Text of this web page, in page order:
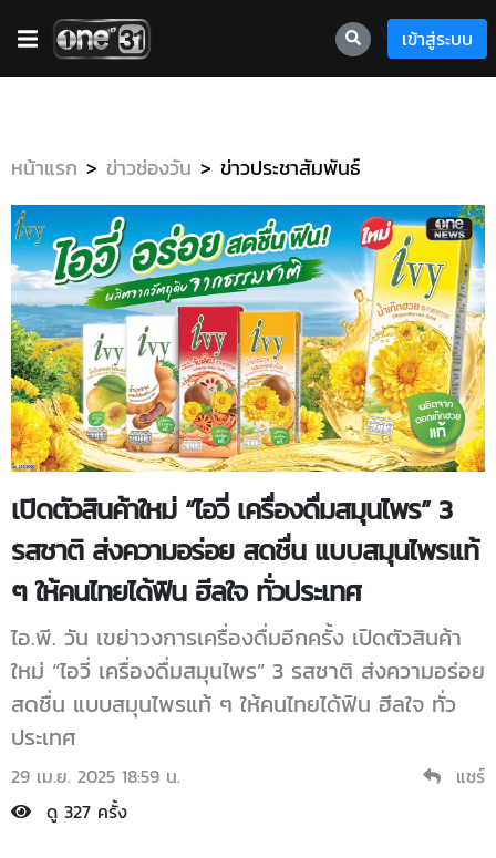
เข้าสู่ระบบ
หน้าแรก ข่าวช่องวัน ข่าวประชาสัมพันธ์
เปิดตัวสินค้าใหม่ “ไอวี่ เครื่องดื่มสมุนไพร” 3
รสชาติ ส่งความอร่อย สดชื่น แบบสมุนไพรแท้
ๆ ให้คนไทยได้ฟิน ฮีลใจ ทั่วประเทศ
ไอ.พี. วัน เขย่าวงการเครื่องดื่มอีกครั้ง เปิดตัวสินค้า
ใหม่ “ไอวี่ เครื่องดื่มสมุนไพร” 3 รสชาติ ส่งความอร่อย
สดชื่น แบบสมุนไพรแท้ ๆ ให้คนไทยได้ฟิน ฮีลใจ ทั่ว
ประเทศ
29 เม.ย. 2025 18:59 น.
แชร์
ดู 327 ครั้ง